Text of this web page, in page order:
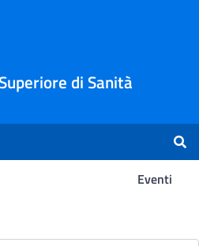
di Sanità
Eventi
Ricerca -